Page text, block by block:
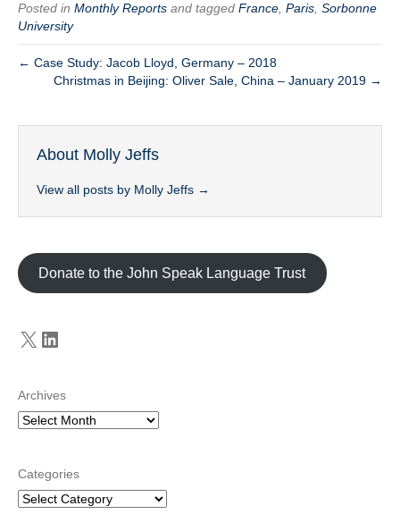
Posted in Monthly Reports and tagged France Paris Sorbonne
University
← Case Study: Jacob Lloyd, Germany – 2018
Christmas in Beijing: Oliver Sale, China – January 2019 →
About Molly Jeffs
View all posts by Molly Jeffs →
Donate to the John Speak Language Trust
X LinkedIn
Archives
Categories